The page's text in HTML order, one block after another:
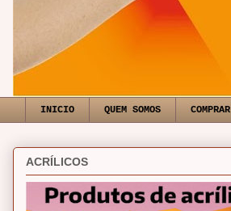
INICIO QUEM SOMOS COMPRAR
ACRÍLICOS